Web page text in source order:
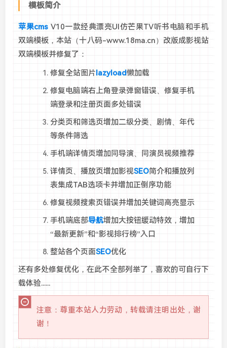
模板简介
苹果cms V10一款经典漂亮UI仿芒果TV听书电脑和手机
双端模板，本站（十八码-www.18ma.cn）改版成影视站
双端模板并修复了：
修复全站图片lazyload懒加载
修复电脑端右上角登录弹窗错误、修复手机
端登录和注册页面多处错误
分类页和筛选页增加二级分类、剧情、年代
等条件筛选
手机端详情页增加同导演、同演员视频推荐
详情页、播放页增加影视SEO简介和播放列
表集成TAB选项卡并增加正倒序功能
修复视频搜索页错误并增加关键词高亮显示
手机端底部导航增加大按钮缓动特效，增加
“最新更新”和“影视排行榜”入口
整站各个页面SEO优化
还有多处修复优化，在此不全部列举了，喜欢的可自行下
载体验......
注意：尊重本站人力劳动，转载请注明出处，谢
谢！